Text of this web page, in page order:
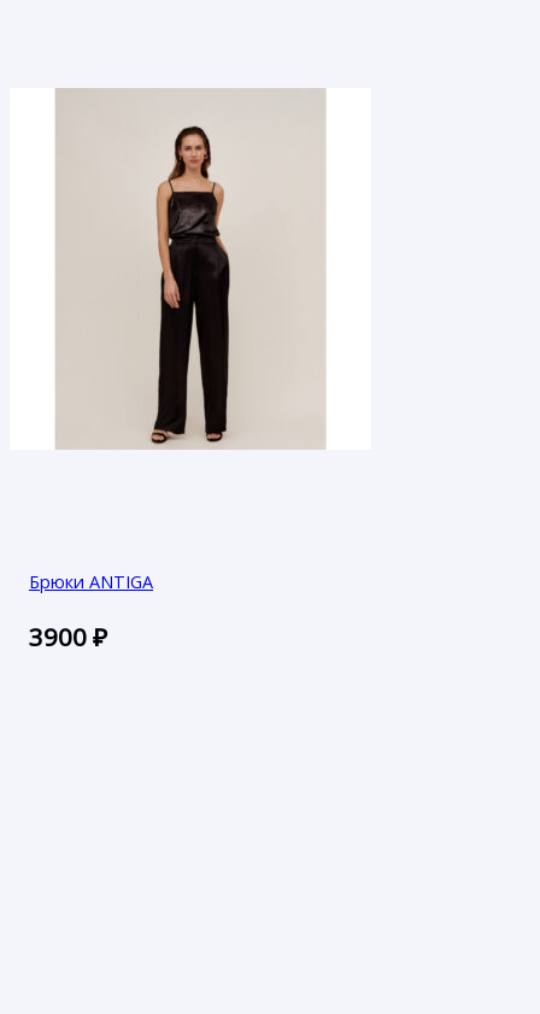
Брюки ANTIGA
3900₽